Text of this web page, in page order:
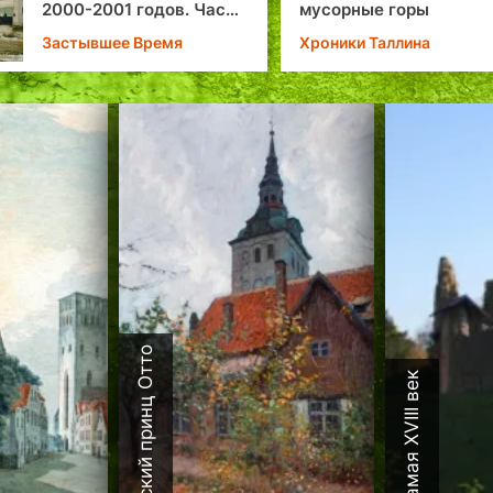
мусорные горы
Хроники Таллина
Датский принц Отто Каламая XVIII век